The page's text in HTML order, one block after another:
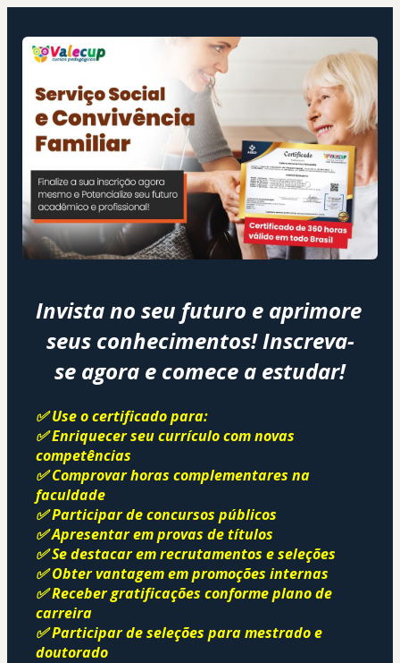
Invista no seu futuro e aprimore
seus conhecimentos! Inscreva-
se agora e comece a estudar!
✅ Use o certificado para:
✅ Enriquecer seu currículo com novas
competências
✅ Comprovar horas complementares na
faculdade
✅ Participar de concursos públicos
✅ Apresentar em provas de títulos
✅ Se destacar em recrutamentos e seleções
✅ Obter vantagem em promoções internas
✅ Receber gratificações conforme plano de
carreira
✅ Participar de seleções para mestrado e
doutorado